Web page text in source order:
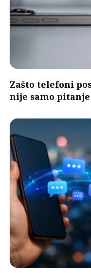
Zašto telefoni
nije samo